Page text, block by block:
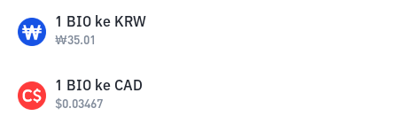
1 BIO ke KRW
₩35.01
1 BIO ke CAD
$0.03467